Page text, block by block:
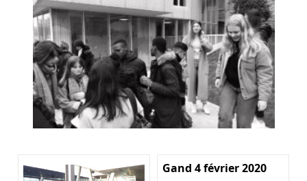
Gand 4 février 2020